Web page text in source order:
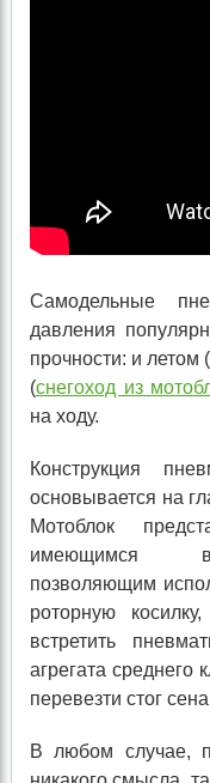
Самодельные
давления
прочности: и летом (
(снегоход из
на ходу.
Конструкция
основывается на
Мотоблок
имеющимся
позволяющим
роторную
встретить
агрегата среднего
перевезти стог
В любом случае,